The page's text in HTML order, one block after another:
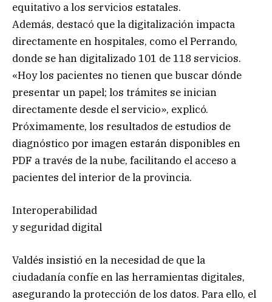
equitativo a los servicios estatales.
Además, destacó que la digitalización impacta
directamente en hospitales, como el Perrando,
donde se han digitalizado 101 de 118 servicios.
«Hoy los pacientes no tienen que buscar dónde
presentar un papel; los trámites se inician
directamente desde el servicio», explicó.
Próximamente, los resultados de estudios de
diagnóstico por imagen estarán disponibles en
PDF a través de la nube, facilitando el acceso a
pacientes del interior de la provincia.
Interoperabilidad
y seguridad digital
Valdés insistió en la necesidad de que la
ciudadanía confíe en las herramientas digitales,
asegurando la protección de los datos. Para ello, el